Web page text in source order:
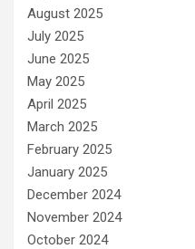
August 2025
July 2025
June 2025
May 2025
April 2025
March 2025
February 2025
January 2025
December 2024
November 2024
October 2024